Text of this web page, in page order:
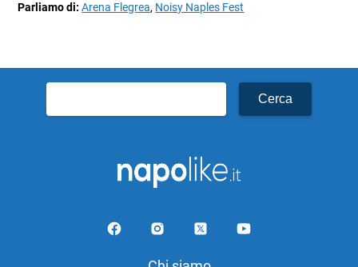
Parliamo di:Arena Flegrea, Noisy Naples Fest
per: